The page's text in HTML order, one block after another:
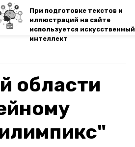
При подготовке текстов и
иллюстраций на сайте
используется искусственный
интеллект
области